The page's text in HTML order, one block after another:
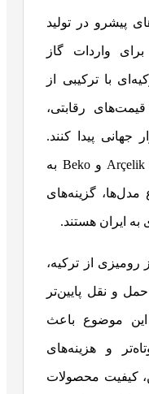
پیشرو در تولید
واردات گاز
با ترکیبی از
رقابتی،
جهانی پیدا کنند.
برندهای معروف ترکیه‌ای مانند Arçelik و Beko به
مدل‌ها، گزینه‌های
به ایران هستند.
رومیزی از ترکیه،
و نقل پایین‌تر
موضوع باعث
و هزینه‌های
کیفیت محصولات